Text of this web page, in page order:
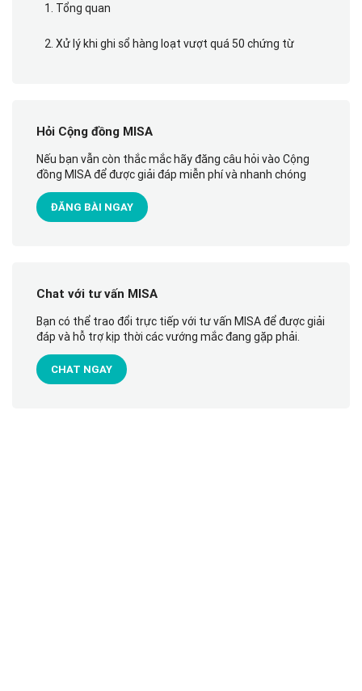
1. Tổng quan
2. Xử lý khi ghi sổ hàng loạt vượt quá 50 chứng từ
Hỏi Cộng đồng MISA
Nếu bạn vẫn còn thắc mắc hãy đăng câu hỏi vào Cộng
đồng MISA để được giải đáp miễn phí và nhanh chóng
ĐĂNG BÀI NGAY
Chat với tư vấn MISA
Bạn có thể trao đổi trực tiếp với tư vấn MISA để được giải
đáp và hỗ trợ kịp thời các vướng mắc đang gặp phải.
CHAT NGAY